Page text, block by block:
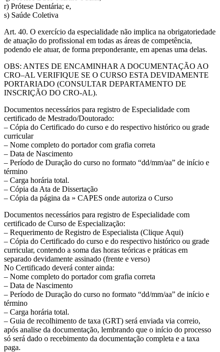
r) Prótese Dentária; e,
s) Saúde Coletiva
Art. 40. O exercício da especialidade não implica na obrigatoriedade
de atuação do profissional em todas as áreas de competência,
podendo ele atuar, de forma preponderante, em apenas uma delas.
OBS: ANTES DE ENCAMINHAR A DOCUMENTAÇÃO AO
CRO–AL VERIFIQUE SE O CURSO ESTA DEVIDAMENTE
PORTARIADO (CONSULTAR DEPARTAMENTO DE
INSCRIÇÃO DO CRO-AL).
Documentos necessários para registro de Especialidade com
certificado de Mestrado/Doutorado:
– Cópia do Certificado do curso e do respectivo histórico ou grade
curricular
– Nome completo do portador com grafia correta
– Data de Nascimento
– Período de Duração do curso no formato “dd/mm/aa” de início e
término
– Carga horária total.
– Cópia da Ata de Dissertação
– Cópia da página da » CAPES onde autoriza o Curso
Documentos necessários para registro de Especialidade com
certificado de Curso de Especialização:
– Requerimento de Registro de Especialista (Clique Aqui)
– Cópia do Certificado do curso e do respectivo histórico ou grade
curricular, contendo a soma das horas teóricas e práticas em
separado devidamente assinado (frente e verso)
No Certificado deverá conter ainda:
– Nome completo do portador com grafia correta
– Data de Nascimento
– Período de Duração do curso no formato “dd/mm/aa” de início e
término
– Carga horária total.
– Guia de recolhimento de taxa (GRT) será enviada via correio,
após analise da documentação, lembrando que o início do processo
só será dado o recebimento da documentação completa e a taxa
paga.